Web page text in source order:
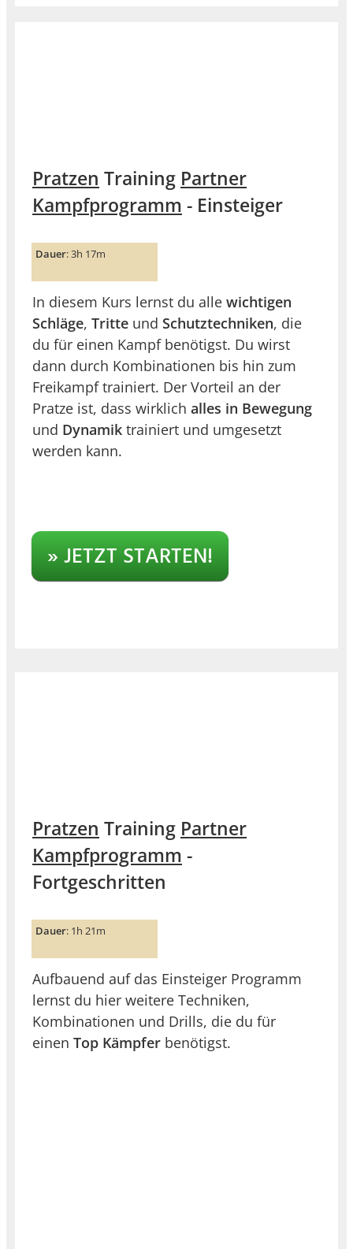
Pratzen Training Partner
Kampfprogramm - Einsteiger
Dauer: 3h 17m
In diesem Kurs lernst du alle wichtigen
Schläge, Tritte und Schutztechniken, die
du für einen Kampf benötigst. Du wirst
dann durch Kombinationen bis hin zum
Freikampf trainiert. Der Vorteil an der
Pratze ist, dass wirklich alles in Bewegung
und Dynamik trainiert und umgesetzt
werden kann.
» JETZT STARTEN!
Pratzen Training Partner
Kampfprogramm -
Fortgeschritten
Dauer: 1h 21m
Aufbauend auf das Einsteiger Programm
lernst du hier weitere Techniken,
Kombinationen und Drills, die du für
einen Top Kämpfer benötigst.